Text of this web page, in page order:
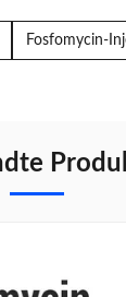
Fosfomycin-